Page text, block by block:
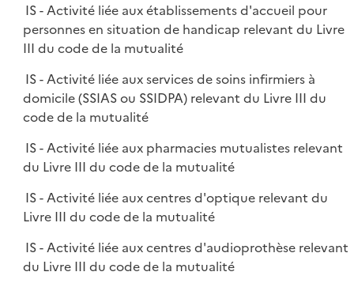
IS - Activité liée aux établissements d'accueil pour
personnes en situation de handicap relevant du Livre
III du code de la mutualité
IS - Activité liée aux services de soins infirmiers à
domicile (SSIAS ou SSIDPA) relevant du Livre III du
code de la mutualité
IS - Activité liée aux pharmacies mutualistes relevant
du Livre III du code de la mutualité
IS - Activité liée aux centres d'optique relevant du
Livre III du code de la mutualité
IS - Activité liée aux centres d'audioprothèse relevant
du Livre III du code de la mutualité